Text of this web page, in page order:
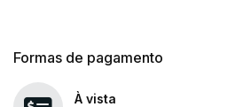
Formas de pagamento
À vista